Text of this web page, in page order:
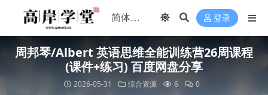
登录
周邦琴/Albert 英语思维全能训练营26周课程
(课件+练习) 百度网盘分享
2026-05-31 综合资源 6 0